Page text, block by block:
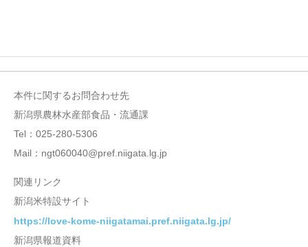
本件に関するお問合わせ先
新潟県農林水産部食品・流通課
Tel：025-280-5306
Mail：ngt060040@pref.niigata.lg.jp
関連リンク
新潟米特設サイト
https://love-kome-niigatamai.pref.niigata.lg.jp/
新潟県報道資料